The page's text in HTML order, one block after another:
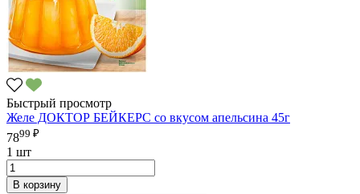
Быстрый просмотр
Желе ДОКТОР БЕЙКЕРС со вкусом апельсина 45г
7899 ₽
1 шт
В корзину